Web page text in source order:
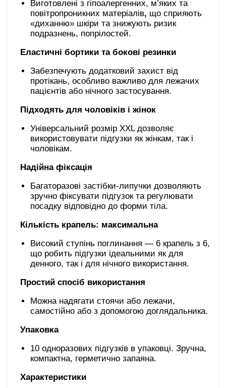
Виготовлені з гіпоалергенних, м’яких та
повітропроникних матеріалів, що сприяють
«диханню» шкіри та знижують ризик
подразнень, попрілостей.
Еластичні бортики та бокові резинки
Забезпечують додатковий захист від
протікань, особливо важливо для лежачих
пацієнтів або нічного застосування.
Підходять для чоловіків і жінок
Універсальний розмір XХL дозволяє
використовувати підгузки як жінкам, так і
чоловікам.
Надійна фіксація
Багаторазові застібки-липучки дозволяють
зручно фіксувати підгузок та регулювати
посадку відповідно до форми тіла.
Кількість крапель: максимальна
Високий ступінь поглинання — 6 крапель з 6,
що робить підгузки ідеальними як для
денного, так і для нічного використання.
Простий спосіб використання
Можна надягати стоячи або лежачи,
самостійно або з допомогою доглядальника.
Упаковка
10 одноразових підгузків в упаковці. Зручна,
компактна, герметично запаяна.
Характеристики